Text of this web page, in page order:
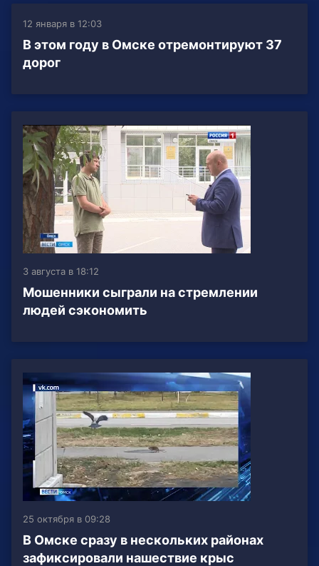
12 января в 12:03
В этом году в Омске отремонтируют 37
дорог
3 августа в 18:12
Мошенники сыграли на стремлении
людей сэкономить
25 октября в 09:28
В Омске сразу в нескольких районах
зафиксировали нашествие крыс